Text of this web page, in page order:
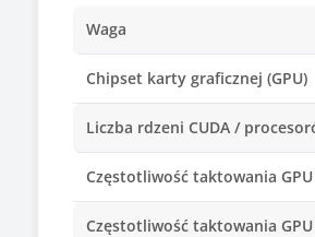
Waga
Chipset karty graficznej (GPU)
Liczba rdzeni CUDA /
Częstotliwość taktowania
Częstotliwość taktowania